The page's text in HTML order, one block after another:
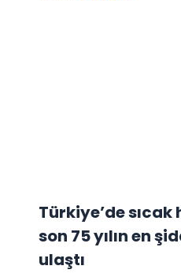
Türkiye’de
son 75 yılın en
ulaştı